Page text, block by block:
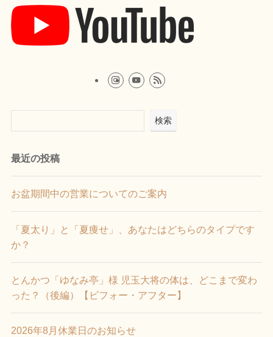
検索
最近の投稿
お盆期間中の営業についてのご案内
「夏太り」と「夏痩せ」、あなたはどちらのタイプです
か？
とんかつ「ゆなみ亭」様 児玉大将の体は、どこまで変わ
った？（後編）【ビフォー・アフター】
2026年8月休業日のお知らせ